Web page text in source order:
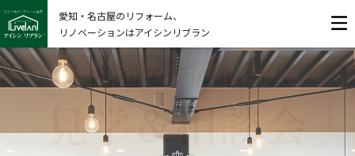
愛知・名古屋のリフォーム、
リノベーションはアイシンリブラン